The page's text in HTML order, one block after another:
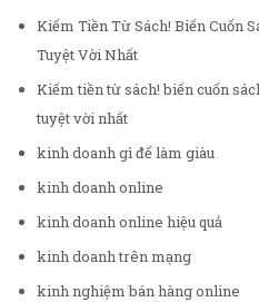
Kiếm Tiền Từ Sách! Biến Cuốn
Tuyệt Vời Nhất
Kiếm tiền từ sách! biến cuốn
tuyệt vời nhất
kinh doanh gì để làm giàu
kinh doanh online
kinh doanh online hiệu quả
kinh doanh trên mạng
kinh nghiệm bán hàng online